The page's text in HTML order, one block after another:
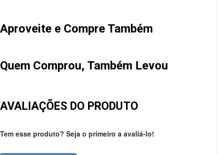
Aproveite e Compre Também
Quem Comprou, Também Levou
AVALIAÇÕES DO PRODUTO
Tem esse produto? Seja o primeiro a avaliá-lo!